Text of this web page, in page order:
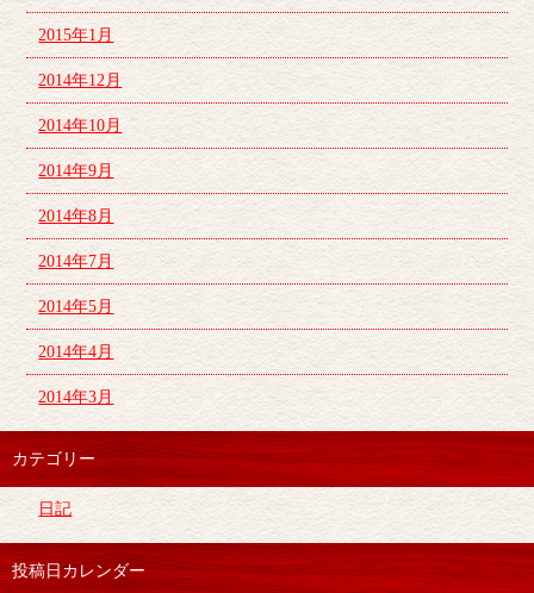
2015年1月
2014年12月
2014年10月
2014年9月
2014年8月
2014年7月
2014年5月
2014年4月
2014年3月
カテゴリー
日記
投稿日カレンダー